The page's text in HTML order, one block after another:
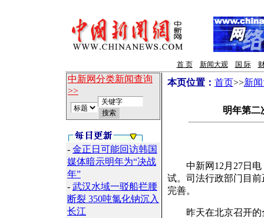
首 页 新闻大观 国 际
中新网分类新闻查询
>>
- 金正日可能回访韩国
媒体暗示明年为“决战
年”
- 武汉水域一驳船拦腰
断裂 350吨氯化钠沉入
长江
本页位置： 首页>>新
明年第二
中新网12月27日电
试。司法行政部门目
完善。
昨天在北京召开的